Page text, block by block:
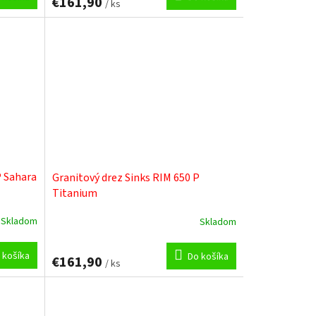
M
/ ks
Skladom
košíka
Granitový drez Sinks RIM 650 P
Titanium
Skladom
€161,90 / ks Do košíka